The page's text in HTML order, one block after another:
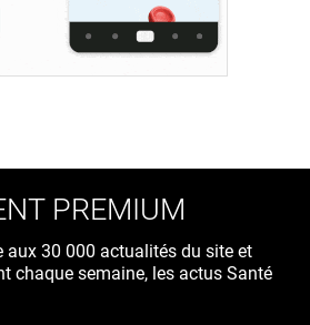
PREMIUM
aux 30 000 actualités du site et
chaque semaine, les actus Santé